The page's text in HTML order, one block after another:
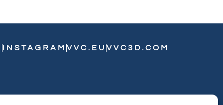
INSTAGRAM VVC.EU VVC3D.COM